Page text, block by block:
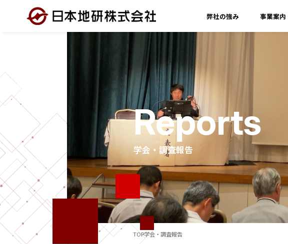
弊社の強み 事業案内
Reports
学会・調査報告
TOP学会・調査報告